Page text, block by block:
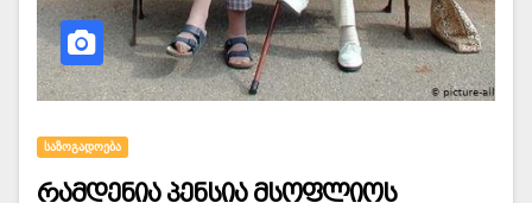
ᲡᲐᲖᲝᲒᲐᲓᲝᲔᲑᲐ
რამდენია პენსია მსოფლიოს